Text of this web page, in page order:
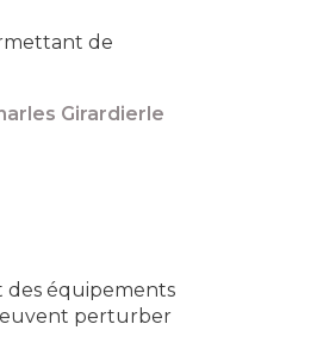
de
Girardierle
des équipements
perturber